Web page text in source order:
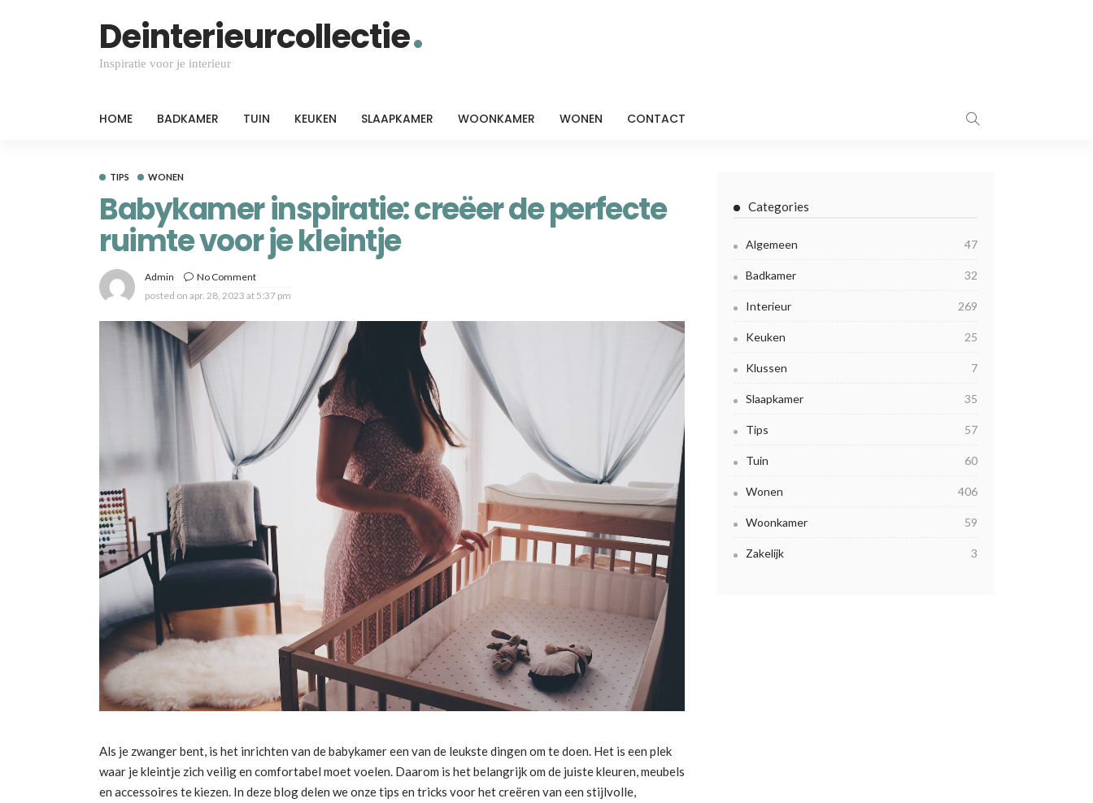
Deinterieurcollectie
Inspiratie voor je interieur
HOME BADKAMER TUIN KEUKEN SLAAPKAMER WOONKAMER WONEN CONTACT
TIPS WONEN
Babykamer inspiratie: creëer de perfecte
ruimte voor je kleintje
Admin
No Comment
posted on apr. 28, 2023 at 5:37 pm
Als je zwanger bent, is het inrichten van de babykamer een van de leukste dingen om te doen. Het is een plek
waar je kleintje zich veilig en comfortabel moet voelen. Daarom is het belangrijk om de juiste kleuren, meubels
en accessoires te kiezen. In deze blog delen we onze tips en tricks voor het creëren van een stijlvolle,
Categories
Algemeen 47
Badkamer 32
Interieur 269
Keuken 25
Klussen 7
Slaapkamer 35
Tips 57
Tuin 60
Wonen 406
Woonkamer 59
Zakelijk 3